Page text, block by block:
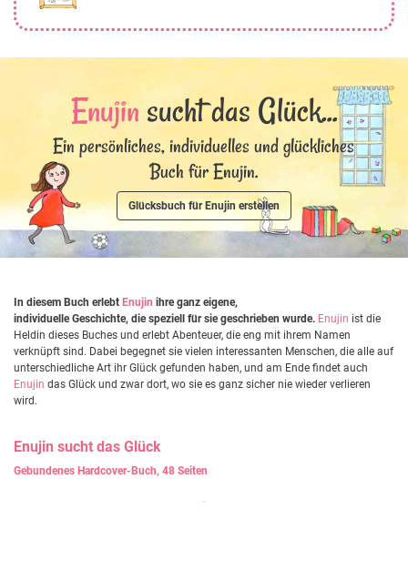
Enujin sucht das Glück...
Ein persönliches, individuelles und glückliches
Buch für Enujin.
Glücksbuch für Enujin erstellen
In diesem Buch erlebt Enujin ihre ganz eigene,
individuelle Geschichte, die speziell für sie geschrieben wurde. Enujin ist die
Heldin dieses Buches und erlebt Abenteuer, die eng mit ihrem Namen
verknüpft sind. Dabei begegnet sie vielen interessanten Menschen, die alle auf
unterschiedliche Art ihr Glück gefunden haben, und am Ende findet auch
Enujin das Glück und zwar dort, wo sie es ganz sicher nie wieder verlieren
wird.
Enujin sucht das Glück
Gebundenes Hardcover-Buch, 48 Seiten